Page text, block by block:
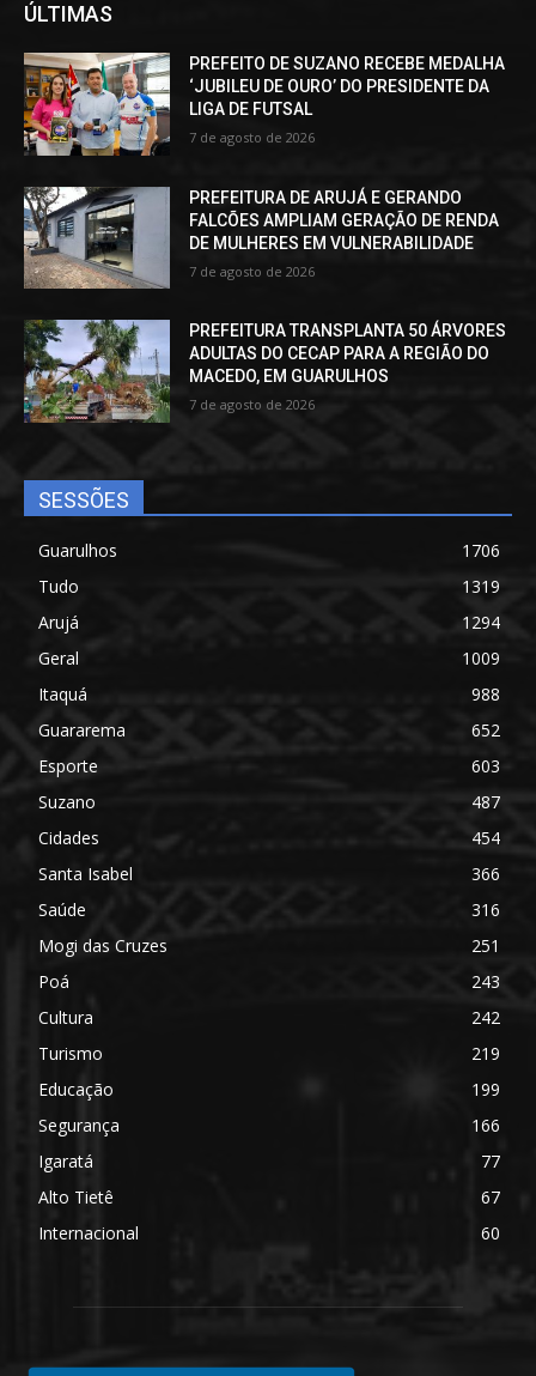
ÚLTIMAS
PREFEITO DE SUZANO RECEBE MEDALHA
‘JUBILEU DE OURO’ DO PRESIDENTE DA
LIGA DE FUTSAL
7 de agosto de 2026
PREFEITURA DE ARUJÁ E GERANDO
FALCÕES AMPLIAM GERAÇÃO DE RENDA
DE MULHERES EM VULNERABILIDADE
7 de agosto de 2026
PREFEITURA TRANSPLANTA 50 ÁRVORES
ADULTAS DO CECAP PARA A REGIÃO DO
MACEDO, EM GUARULHOS
7 de agosto de 2026
SESSÕES
Guarulhos
1706
Tudo
1319
Arujá
1294
Geral
1009
Itaquá
988
Guararema
652
Esporte
603
Suzano
487
Cidades
454
Santa Isabel
366
Saúde
316
Mogi das Cruzes
251
Poá
243
Cultura
242
Turismo
219
Educação
199
Segurança
166
Igaratá
77
Alto Tietê
67
Internacional
60